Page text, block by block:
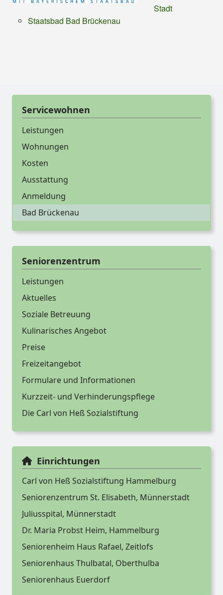
Stadt
Staatsbad Bad Brückenau
Servicewohnen
Leistungen
Wohnungen
Kosten
Ausstattung
Anmeldung
Bad Brückenau
Seniorenzentrum
Leistungen
Aktuelles
Soziale Betreuung
Kulinarisches Angebot
Preise
Freizeitangebot
Formulare und Informationen
Kurzzeit- und Verhinderungspflege
Die Carl von Heß Sozialstiftung
Einrichtungen
Carl von Heß Sozialstiftung Hammelburg
Seniorenzentrum St. Elisabeth, Münnerstadt
Juliusspital, Münnerstadt
Dr. Maria Probst Heim, Hammelburg
Seniorenheim Haus Rafael, Zeitlofs
Seniorenhaus Thulbatal, Oberthulba
Seniorenhaus Euerdorf